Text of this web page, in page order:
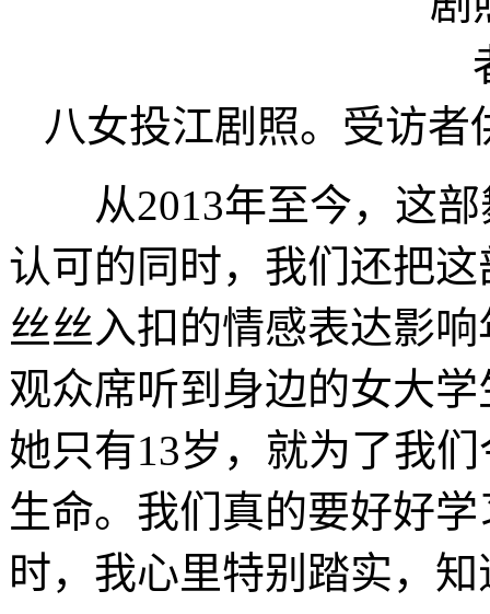
八女投江剧照。受访者
从2013年至今，这部
认可的同时，我们还把
丝丝入扣的情感表达影
观众席听到身边的女大
她只有13岁，就为了我
生命。我们真的要好好
时，我心里特别踏实，